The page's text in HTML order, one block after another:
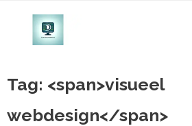
Tag: <span>visueel
webdesign</span>